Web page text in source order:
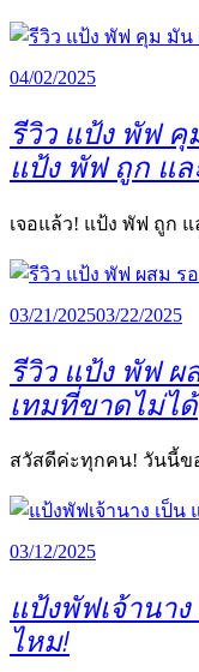
04/02/2025
รีวิว แป้ง พัฟ
แป้ง พัฟ ถูก แ
เจอแล้ว! แป้ง พัฟ ถูก แ
03/21/202503/22/2025
รีวิว แป้ง พัฟ
เทมที่ขาดไม่ได้
สวัสดีค่ะทุกคน! วันนี้ข
03/12/2025
แป้งพัฟเจ้านา
ไหม!